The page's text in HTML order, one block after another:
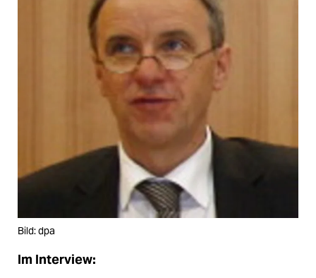
Bild: dpa
Im Interview: